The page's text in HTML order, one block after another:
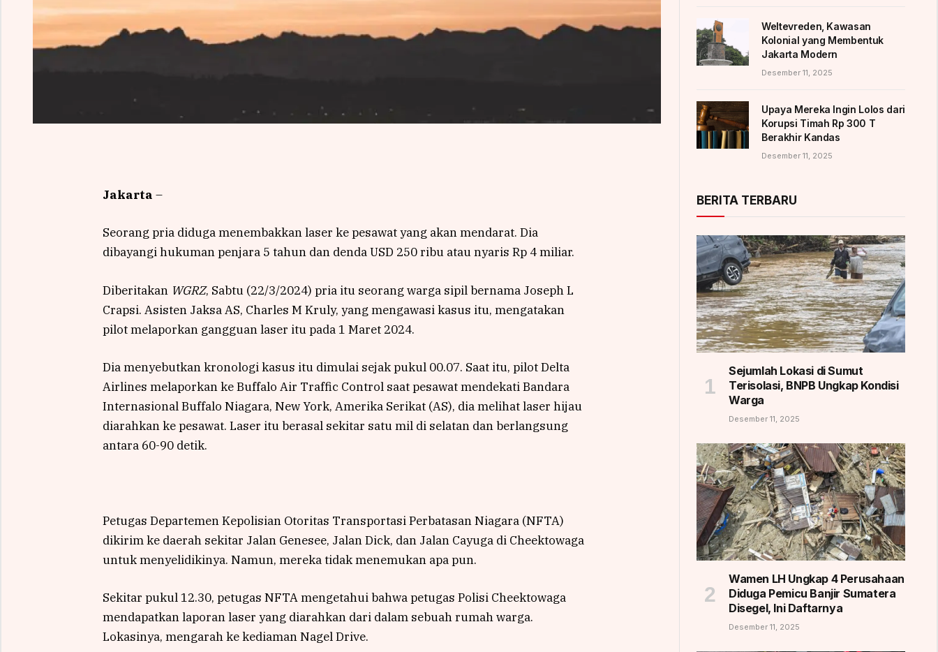
Jakarta –
Seorang pria diduga menembakkan laser ke pesawat yang akan mendarat. Dia
dibayangi hukuman penjara 5 tahun dan denda USD 250 ribu atau nyaris Rp 4 miliar.
Diberitakan WGRZ, Sabtu (22/3/2024) pria itu seorang warga sipil bernama Joseph L
Crapsi. Asisten Jaksa AS, Charles M Kruly, yang mengawasi kasus itu, mengatakan
pilot melaporkan gangguan laser itu pada 1 Maret 2024.
Dia menyebutkan kronologi kasus itu dimulai sejak pukul 00.07. Saat itu, pilot Delta
Airlines melaporkan ke Buffalo Air Traffic Control saat pesawat mendekati Bandara
Internasional Buffalo Niagara, New York, Amerika Serikat (AS), dia melihat laser hijau
diarahkan ke pesawat. Laser itu berasal sekitar satu mil di selatan dan berlangsung
antara 60-90 detik.
Petugas Departemen Kepolisian Otoritas Transportasi Perbatasan Niagara (NFTA)
dikirim ke daerah sekitar Jalan Genesee, Jalan Dick, dan Jalan Cayuga di Cheektowaga
untuk menyelidikinya. Namun, mereka tidak menemukan apa pun.
Sekitar pukul 12.30, petugas NFTA mengetahui bahwa petugas Polisi Cheektowaga
mendapatkan laporan laser yang diarahkan dari dalam sebuah rumah warga.
Lokasinya, mengarah ke kediaman Nagel Drive.
Weltevreden, Kawasan
Kolonial yang Membentuk
Jakarta Modern
Desember 11, 2025
Upaya Mereka Ingin Lolos dari
Korupsi Timah Rp 300 T
Berakhir Kandas
Desember 11, 2025
BERITA TERBARU
Sejumlah Lokasi di Sumut
Terisolasi, BNPB Ungkap Kondisi
Warga
Desember 11, 2025
Wamen LH Ungkap 4 Perusahaan
Diduga Pemicu Banjir Sumatera
Disegel, Ini Daftarnya
Desember 11, 2025